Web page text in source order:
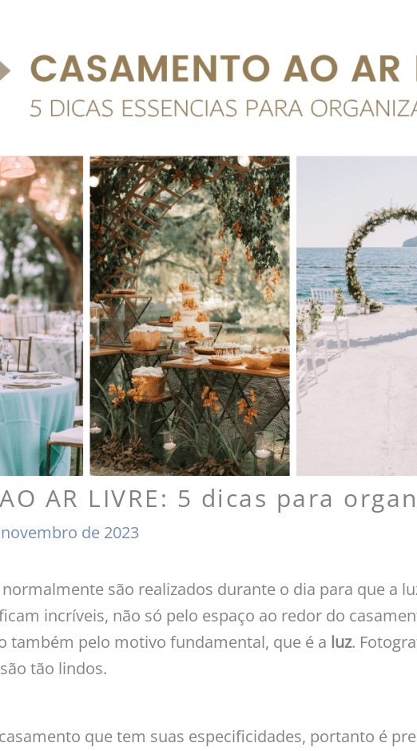
AO AR LIVRE: 5 dicas para
de 2023
normalmente são realizados durante o dia para que a
incríveis, não só pelo espaço ao redor do
também pelo motivo fundamental, que é a luz.
tão lindos.
que tem suas especificidades, portanto é